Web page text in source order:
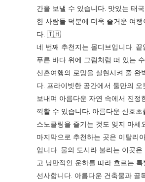
간을 보낼 수 있습니다. 맛있는 태
한 사람들 덕분에 더욱 즐거운 여행
다. 🇹🇭
네 번째 추천지는 몰디브입니다. 끝
푸른 바다 위에 그림처럼 떠 있는
신혼여행의 로망을 실현시켜 줄 완
다. 프라이빗한 공간에서 둘만의 오
보내며 아름다운 자연 속에서 진정
끽할 수 있습니다. 아름다운 산호초
스노클링을 즐기는 것도 잊지 마
마지막으로 추천하는 곳은 이탈리
입니다. 물의 도시라 불리는 이곳은
고 낭만적인 운하를 따라 흐르는 특
선사합니다. 아름다운 건축물과 골